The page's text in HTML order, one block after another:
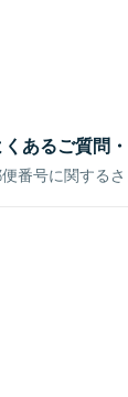
くあるご質問
番号に関する